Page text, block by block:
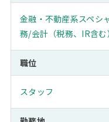
金融・不動産系スペシ
務/会計（税務、IR含む）
職位
スタッフ